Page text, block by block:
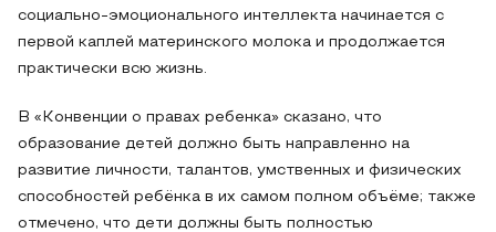
социально-эмоционального интеллекта начинается с
первой каплей материнского молока и продолжается
практически всю жизнь.
В «Конвенции о правах ребенка» сказано, что
образование детей должно быть направленно на
развитие личности, талантов, умственных и физических
способностей ребёнка в их самом полном объёме; также
отмечено, что дети должны быть полностью